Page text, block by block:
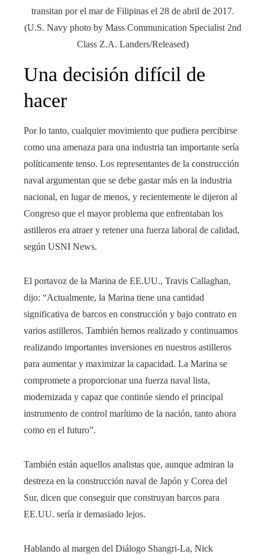
transitan por el mar de Filipinas el 28 de abril de 2017.
(U.S. Navy photo by Mass Communication Specialist 2nd
Class Z.A. Landers/Released)
Una decisión difícil de
hacer
Por lo tanto, cualquier movimiento que pudiera percibirse
como una amenaza para una industria tan importante sería
políticamente tenso. Los representantes de la construcción
naval argumentan que se debe gastar más en la industria
nacional, en lugar de menos, y recientemente le dijeron al
Congreso que el mayor problema que enfrentaban los
astilleros era atraer y retener una fuerza laboral de calidad,
según USNI News.
El portavoz de la Marina de EE.UU., Travis Callaghan,
dijo: “Actualmente, la Marina tiene una cantidad
significativa de barcos en construcción y bajo contrato en
varios astilleros. También hemos realizado y continuamos
realizando importantes inversiones en nuestros astilleros
para aumentar y maximizar la capacidad. La Marina se
compromete a proporcionar una fuerza naval lista,
modernizada y capaz que continúe siendo el principal
instrumento de control marítimo de la nación, tanto ahora
como en el futuro”.
También están aquellos analistas que, aunque admiran la
destreza en la construcción naval de Japón y Corea del
Sur, dicen que conseguir que construyan barcos para
EE.UU. sería ir demasiado lejos.
Hablando al margen del Diálogo Shangri-La, Nick